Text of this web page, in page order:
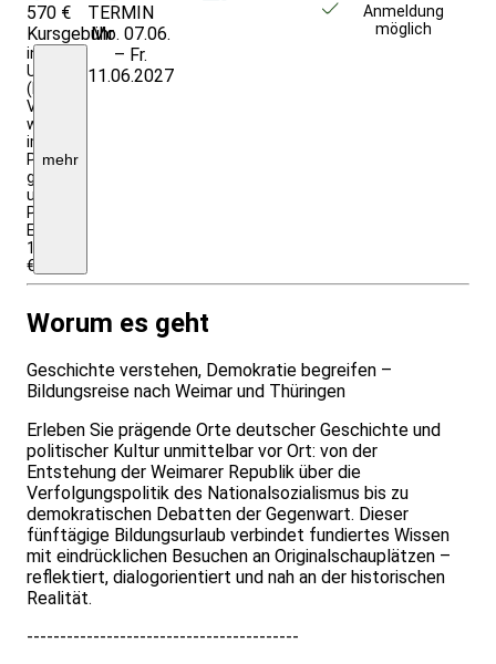
570 €
Kursgebühr
inkl.:
Unterkunft
(DZ),
Verpflegung
wie
im
Programm
genannt
und
Programmkosten.
Einzelzimmerzuschlag:
100
€.
mehr
TERMIN
Mo. 07.06.
– Fr.
11.06.2027
Anmeldung
möglich
Worum es geht
Geschichte verstehen, Demokratie begreifen –
Bildungsreise nach Weimar und Thüringen
Erleben Sie prägende Orte deutscher Geschichte und
politischer Kultur unmittelbar vor Ort: von der
Entstehung der Weimarer Republik über die
Verfolgungspolitik des Nationalsozialismus bis zu
demokratischen Debatten der Gegenwart. Dieser
fünftägige Bildungsurlaub verbindet fundiertes Wissen
mit eindrücklichen Besuchen an Originalschauplätzen –
reflektiert, dialogorientiert und nah an der historischen
Realität.
-----------------------------------------